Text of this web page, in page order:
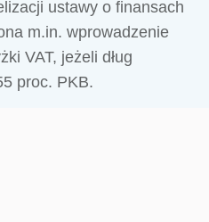
ustawy o finansach
m.in. wprowadzenie
VAT, jeżeli dług
proc. PKB.